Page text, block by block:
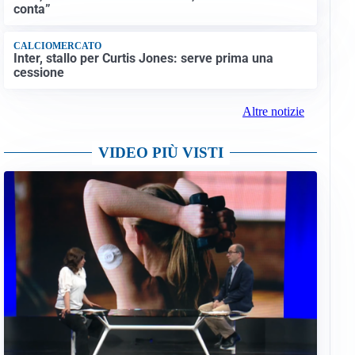
conta”
CALCIOMERCATO
Inter, stallo per Curtis Jones: serve prima una
cessione
Altre notizie
VIDEO PIÙ VISTI